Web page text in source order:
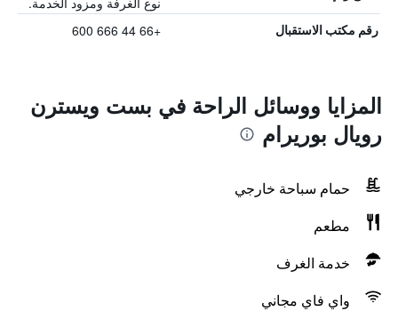
رقم مكتب الاستقبال +66 44 666 600
المزايا ووسائل الراحة في بست ويسترن
رويال بوريرام
حمام سباحة خارجي
مطعم
خدمة الغرف
واي فاي مجاني